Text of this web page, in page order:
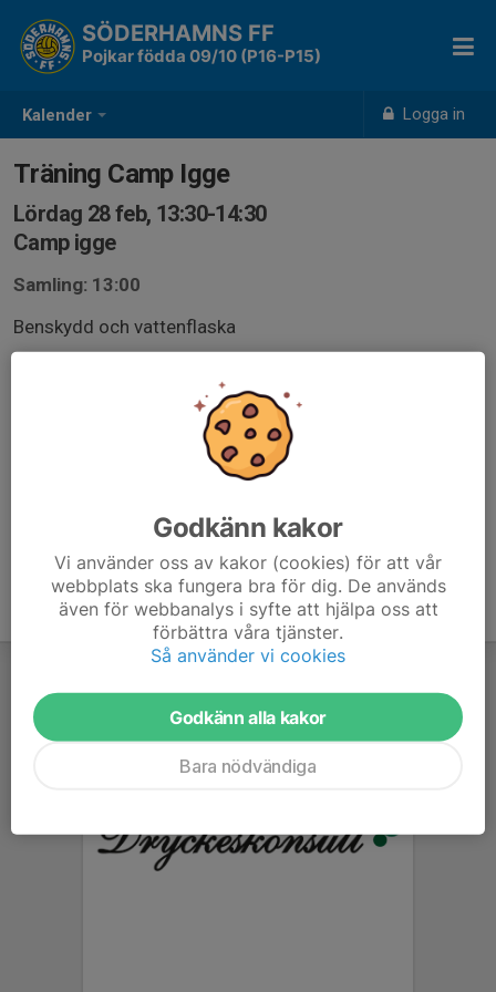
Kalender Logga in
SÖDERHAMNS FF
Pojkar födda 09/10 (P16-P15)
Träning Camp Igge
Lördag 28 feb, 13:30-14:30
Camp igge
Samling: 13:00
Benskydd och vattenflaska
Godkänn kakor
Vi använder oss av kakor (cookies) för att vår
webbplats ska fungera bra för dig. De används
även för webbanalys i syfte att hjälpa oss att
förbättra våra tjänster.
Så använder vi cookies
Godkänn alla kakor
Bara nödvändiga